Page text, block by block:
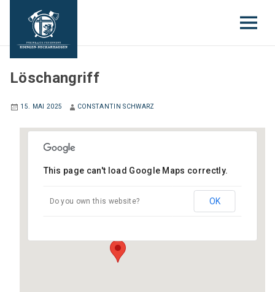
JUGENDFEUERWEHR
Löschangriff
15. MAI 2025 CONSTANTIN SCHWARZ
Hauptstraße (neben Schloss) - Edingen-
Neckarhausen
This page can't load Google Maps correctly.
Do you own this website? OK